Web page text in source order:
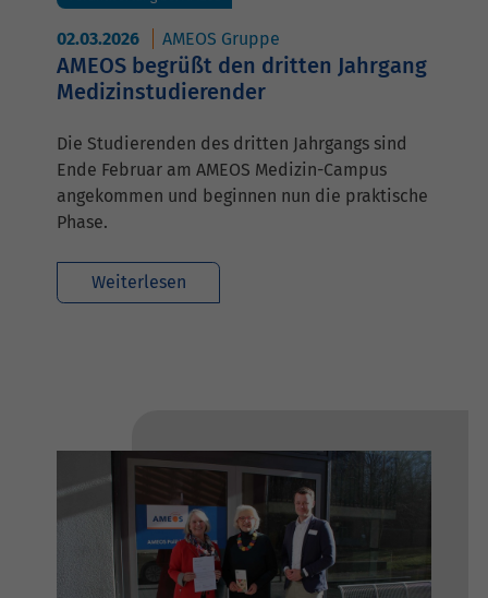
02.03.2026 AMEOS Gruppe
AMEOS begrüßt den dritten Jahrgang
Medizinstudierender
Die Studierenden des dritten Jahrgangs sind
Ende Februar am AMEOS Medizin-Campus
angekommen und beginnen nun die praktische
Phase.
Weiterlesen